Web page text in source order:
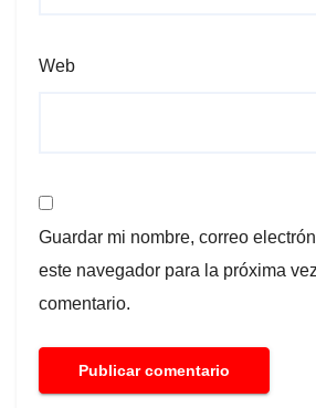
Web
Guardar mi nombre, correo
este navegador para la próxima
comentario.